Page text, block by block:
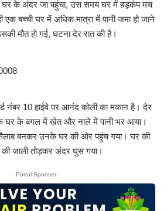
घर के अंदर जा पहुंचा, उस समय घर में हड़कंप मच
बच्ची घर में अधिक मात्रा में पानी जमा हो जाने
मौत हो गई, घटना देर रात की है।
नंबर 10 हाईवे पर आनंद कोली का मकान है। देर
घर के बगल में खेत और नाले में पानी भर आया।
सैलाब बनकर उनके घर की ओर पहुंच गया। घर की
की जाली तोड़कर अंदर घुस गया।
- Portal Sponser -